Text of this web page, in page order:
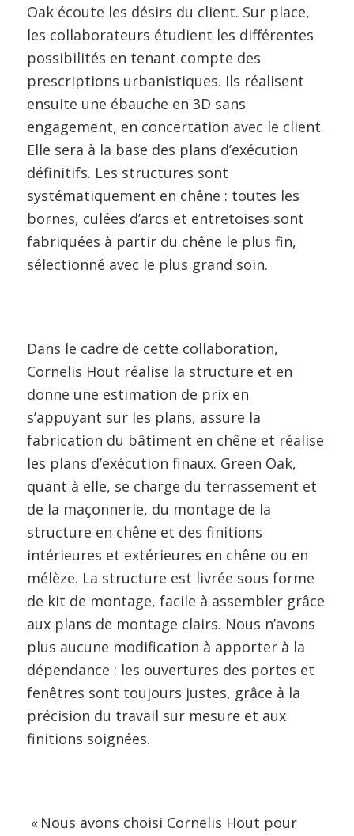
Oak écoute les désirs du client. Sur place,
les collaborateurs étudient les différentes
possibilités en tenant compte des
prescriptions urbanistiques. Ils réalisent
ensuite une ébauche en 3D sans
engagement, en concertation avec le client.
Elle sera à la base des plans d’exécution
définitifs. Les structures sont
systématiquement en chêne : toutes les
bornes, culées d’arcs et entretoises sont
fabriquées à partir du chêne le plus fin,
sélectionné avec le plus grand soin.
Dans le cadre de cette collaboration,
Cornelis Hout réalise la structure et en
donne une estimation de prix en
s’appuyant sur les plans, assure la
fabrication du bâtiment en chêne et réalise
les plans d’exécution finaux. Green Oak,
quant à elle, se charge du terrassement et
de la maçonnerie, du montage de la
structure en chêne et des finitions
intérieures et extérieures en chêne ou en
mélèze. La structure est livrée sous forme
de kit de montage, facile à assembler grâce
aux plans de montage clairs. Nous n’avons
plus aucune modification à apporter à la
dépendance : les ouvertures des portes et
fenêtres sont toujours justes, grâce à la
précision du travail sur mesure et aux
finitions soignées.
« Nous avons choisi Cornelis Hout pour